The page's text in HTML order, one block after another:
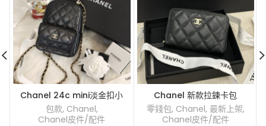
Chanel 24c mini淡金扣小
書包
包款, Chanel,
Chanel皮件/配件
Chanel 新款拉鍊卡包
零錢包, Chanel, 最新上架,
Chanel皮件/配件